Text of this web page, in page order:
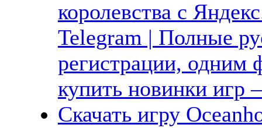
королевства с
Telegram | Полные
регистрации, одним
купить новинки
Скачать игру